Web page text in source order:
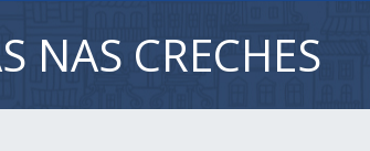
NAS CRECHES